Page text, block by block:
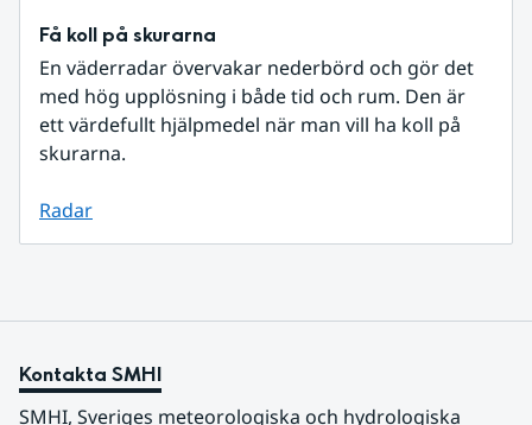
Få koll på skurarna
En väderradar övervakar nederbörd och gör det
med hög upplösning i både tid och rum. Den är
ett värdefullt hjälpmedel när man vill ha koll på
skurarna.
Radar
Kontakta SMHI
SMHI, Sveriges meteorologiska och hydrologiska